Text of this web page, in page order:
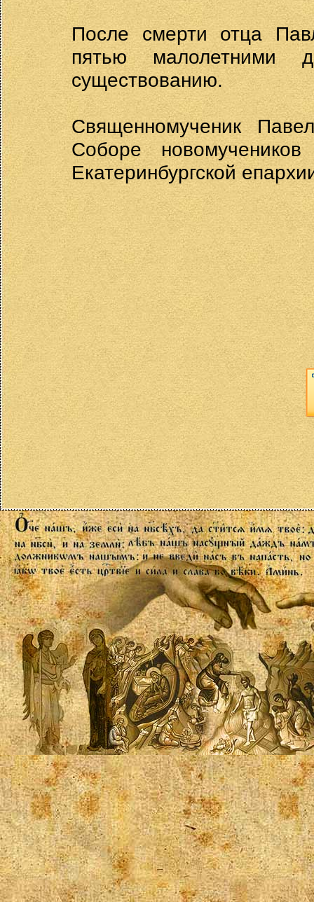
После смерти отца
пятью малолетними
существованию.
Священномученик
Соборе
Екатеринбургской